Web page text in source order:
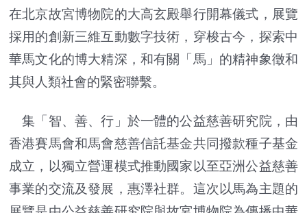
在北京故宮博物院的大高玄殿舉行開幕儀式，展覽
採用的創新三維互動數字技術，穿梭古今，探索中
華馬文化的博大精深，和有關「馬」的精神象徵和
其與人類社會的緊密聯繫。
集「智、善、行」於一體的公益慈善研究院，由
香港賽馬會和馬會慈善信託基金共同撥款種子基金
成立，以獨立營運模式推動國家以至亞洲公益慈善
事業的交流及發展，惠澤社群。這次以馬為主題的